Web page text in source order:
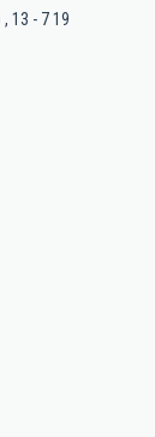
13 - 7 19